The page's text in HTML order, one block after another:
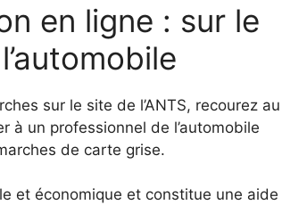
en ligne : sur le
sur le site de l’ANTS, recourez au
à un professionnel de l’automobile
de carte grise.
et économique et constitue une aide